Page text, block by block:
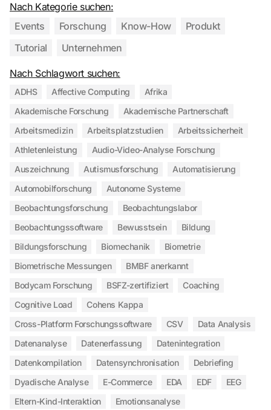
Nach Kategorie suchen:
Events
Forschung Know-How
Produkt
Tutorial
Unternehmen
Nach Schlagwort suchen:
ADHS Affective Computing
Afrika
Akademische Forschung
Akademische Partnerschaft
Arbeitsmedizin
Arbeitsplatzstudien
Arbeitssicherheit
Athletenleistung
Audio-Video-Analyse Forschung
Auszeichnung
Autismusforschung
Automatisierung
Automobilforschung
Autonome Systeme
Beobachtungsforschung
Beobachtungslabor
Beobachtungssoftware
Bewusstsein
Bildung
Bildungsforschung
Biomechanik
Biometrie
Biometrische Messungen
BMBF anerkannt
Bodycam Forschung
BSFZ-zertifiziert
Coaching
Cognitive Load
Cohens Kappa
Cross-Platform Forschungssoftware
CSV
Data Analysis
Datenanalyse
Datenerfassung
Datenintegration
Datenkompilation
Datensynchronisation
Debriefing
Dyadische Analyse
E-Commerce EDA EDF
EEG
Eltern-Kind-Interaktion
Emotionsanalyse